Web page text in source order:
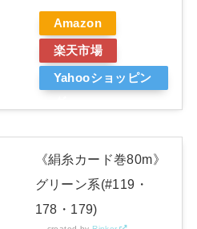
Amazon
楽天市場
Yahooショッピン
《絹糸カード巻80m》
グリーン系(#119・
178・179)